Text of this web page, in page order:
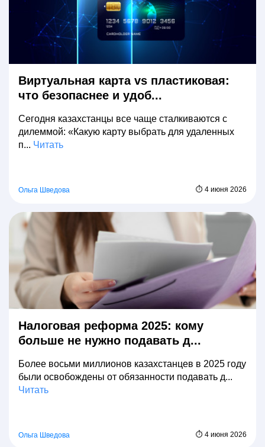
Виртуальная карта vs пластиковая:
что безопаснее и удоб...
Сегодня казахстанцы все чаще сталкиваются с
дилеммой: «Какую карту выбрать для удаленных
п... Читать
Ольга Шведова ⏱ 4 июня 2026
Налоговая реформа 2025: кому
больше не нужно подавать д...
Более восьми миллионов казахстанцев в 2025 году
были освобождены от обязанности подавать д...
Читать
Ольга Шведова ⏱ 4 июня 2026